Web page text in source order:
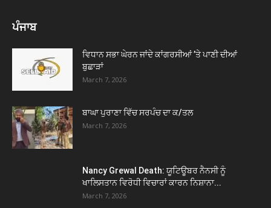
ਪੰਜਾਬ
ਵਿਧਾਨ ਸਭਾ ਘੇਰਨ ਜਾਂਦੇ ਕਾਂਗਰਸੀਆਂ ’ਤੇ ਪਾਣੀ ਦੀਆਂ
ਬੁਛਾੜਾਂ
March 7, 2026
ਬਾਘਾ ਪੁਰਾਣਾ ਵਿੱਚ ਸਰਪੰਚ ਦਾ ਕ/ਤਲ
March 7, 2026
Nancy Grewal Death: ਯੂਟਿਊਬਰ ਨੈਨਸੀ ਨੂੰ
ਖਾਲਿਸਤਾਨ ਵਿਰੋਧੀ ਵਿਚਾਰਾਂ ਕਾਰਨ ਨਿਸ਼ਾਨਾ...
March 7, 2026